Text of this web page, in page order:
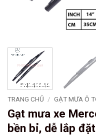
TRANG CHỦ / GẠT MƯA Ô
Gạt mưa xe
bền bỉ, dễ lắp đặt